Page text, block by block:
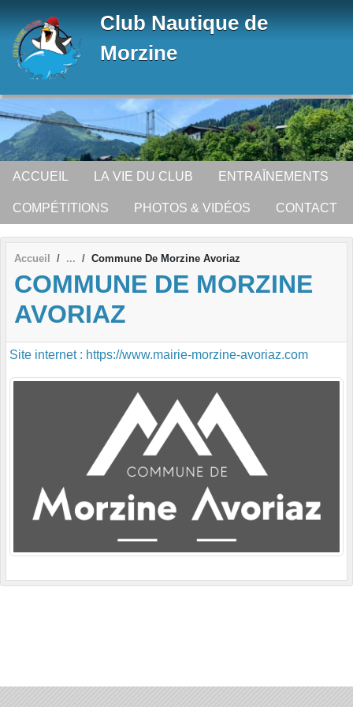
Club Nautique de
Morzine
ACCUEIL LA VIE DU CLUB ENTRAÎNEMENTS
COMPÉTITIONS PHOTOS & VIDÉOS CONTACT
Accueil Commune De Morzine Avoriaz
COMMUNE DE MORZINE
AVORIAZ
Site internet : https://www.mairie-morzine-avoriaz.com